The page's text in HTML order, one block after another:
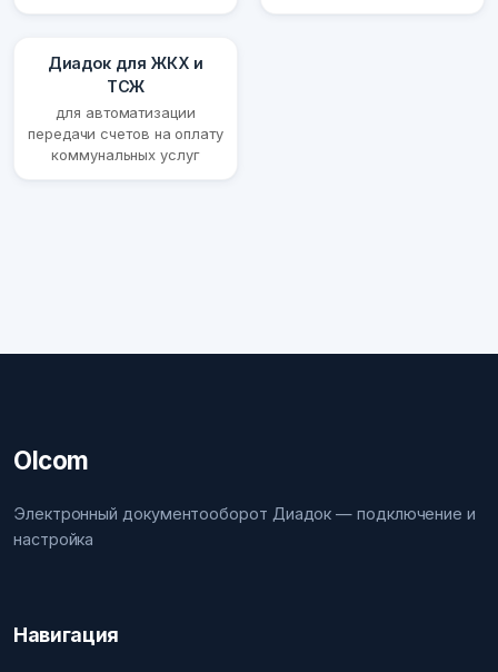
Диадок для ЖКХ и
ТСЖ
для автоматизации
передачи счетов на оплату
коммунальных услуг
Olcom
Электронный документооборот Диадок — подключение и
настройка
Навигация